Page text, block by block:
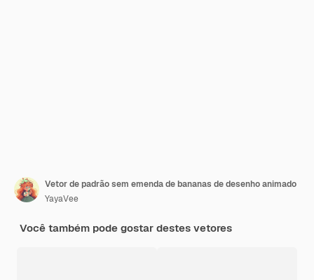
Vetor de padrão sem emenda de bananas de desenho animado
YayaVee
Você também pode gostar destes vetores